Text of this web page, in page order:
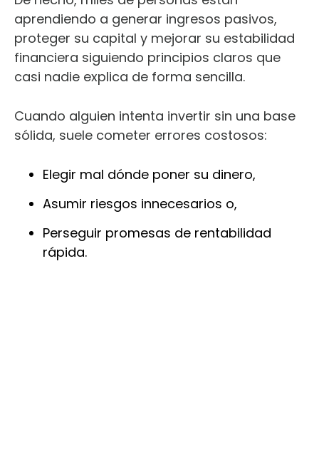
aprendiendo a generar ingresos pasivos,
proteger su capital y mejorar su estabilidad
financiera siguiendo principios claros que
casi nadie explica de forma sencilla.
Cuando alguien intenta invertir sin una base
sólida, suele cometer errores costosos:
Elegir mal dónde poner su dinero,
Asumir riesgos innecesarios o,
Perseguir promesas de rentabilidad
rápida.